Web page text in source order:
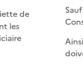
de
les